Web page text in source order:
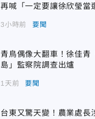
再喊「一定要讓徐欣瑩當
3小時前 要聞
青鳥偶像大翻車！徐佳青
島」監察院調查出爐
1天前 要聞
台東又驚天變！農業處長